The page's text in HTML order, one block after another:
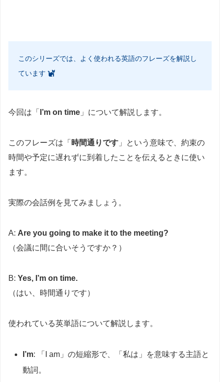
このシリーズでは、よく使われる英語のフレーズを解説し
ています
今回は「 I’m on time 」について解説します。
このフレーズは「 時間通りです 」という意味で、約束の
時間や予定に遅れずに到着したことを伝えるときに使い
ます。
実際の会話例を見てみましょう。
A: Are you going to make it to the meeting?
（会議に間に合いそうですか？）
B: Yes, I’m on time.
（はい、時間通りです）
使われている英単語について解説します。
I’m: 「I am」の短縮形で、「私は」を意味する主語と
動詞。